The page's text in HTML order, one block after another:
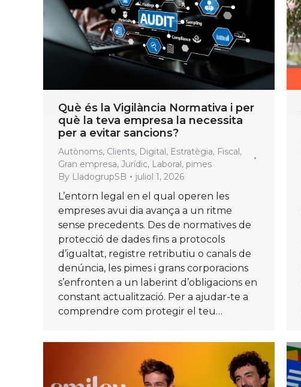
Què és la Vigilància Normativa i per
què la teva empresa la necessita
per a evitar sancions?
Autònoms, Clients, Digital, Estratègia, Fiscal,
Gran empresa, Jurídic, Laboral, pimes
By LladogrupSB juliol 1, 2026
L’entorn legal en el qual operen les
empreses avui dia avança a un ritme
sense precedents. Des de normatives de
protecció de dades fins a protocols
d’igualtat, registre retributiu o canals de
denúncia, les pimes i grans corporacions
s’enfronten a un laberint d’obligacions en
constant actualització. Per a ajudar-te a
comprendre com protegir el teu…